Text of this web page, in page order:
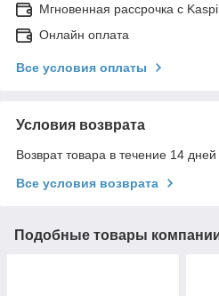
Мгновенная рассрочка с
Онлайн оплата
Все условия оплаты
Условия возврата
Возврат товара в течение 14
Все условия возврата
Подобные товары